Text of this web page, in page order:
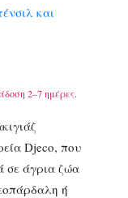
και
2–7 ημέρες.
Djeco, που
σε άγρια ζώα
ή